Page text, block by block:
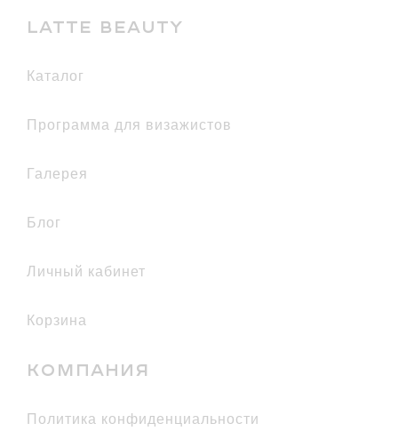
LATTE BEAUTY
каталог
Программа для визажистов
галерея
Блог
Личный кабинет
Корзина
КОМПАНИЯ
политика конфиденциальности